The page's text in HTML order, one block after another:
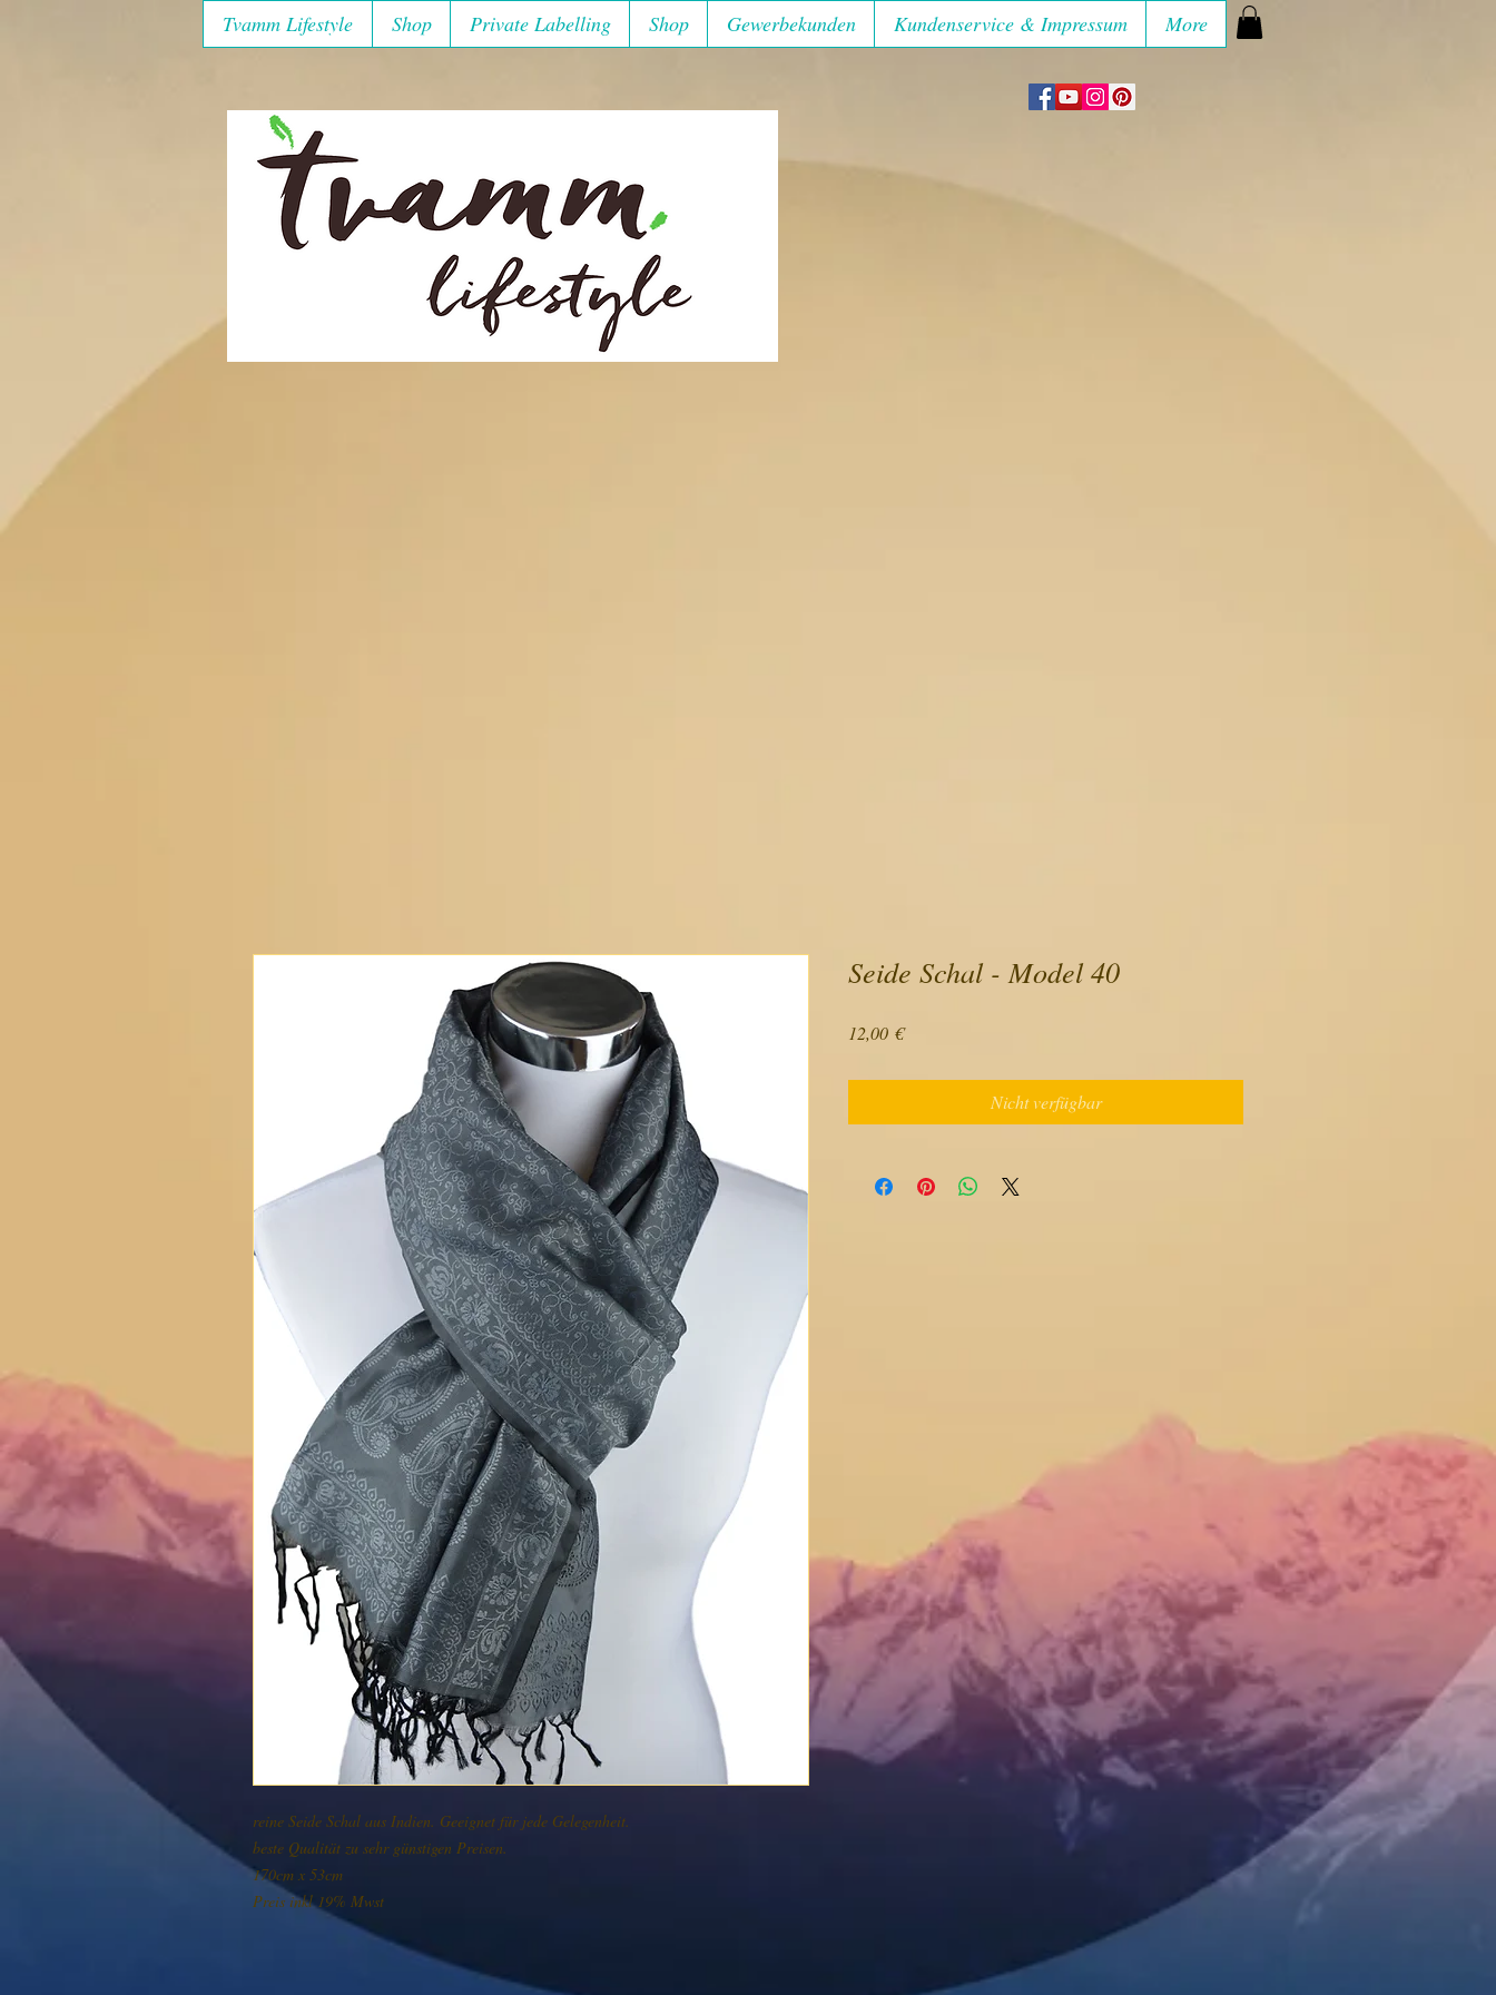
Tvamm Lifestyle Shop Private Labelling Shop Gewerbekunden Kundenservice & Impressum More
reine Seide Schal aus Indien. Geeignet für jede Gelegenheit.
beste Qualität zu sehr günstigen Preisen.
170cm x 53cm
Preis inkl 19% Mwst
Seide Schal - Model 40
12,00 €Preis
Nicht verfügbar